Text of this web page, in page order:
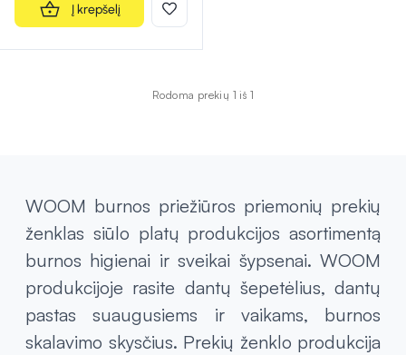
Į krepšelį
Rodoma prekių 1 iš 1
WOOM burnos priežiūros priemonių prekių
ženklas siūlo platų produkcijos asortimentą
burnos higienai ir sveikai šypsenai. WOOM
produkcijoje rasite dantų šepetėlius, dantų
pastas suaugusiems ir vaikams, burnos
skalavimo skysčius. Prekių ženklo produkcija